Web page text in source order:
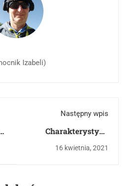
Izabeli)
Następny wpis
Charakterystyka
grupy poetyckiej
16 kwietnia, 2021